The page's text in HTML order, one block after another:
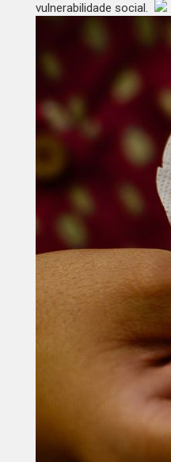
vulnerabilidade social.